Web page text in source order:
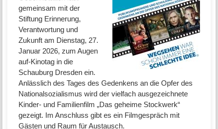
gemeinsam mit der
Stiftung Erinnerung,
Verantwortung und
Zukunft am Dienstag, 27.
Januar 2026, zum Augen
auf-Kinotag in die
Schauburg Dresden ein.
Anlässlich des Tages des Gedenkens an die Opfer des
Nationalsozialismus wird der vielfach ausgezeichnete
Kinder- und Familienfilm „Das geheime Stockwerk“
gezeigt. Im Anschluss gibt es ein Filmgespräch mit
Gästen und Raum für Austausch.